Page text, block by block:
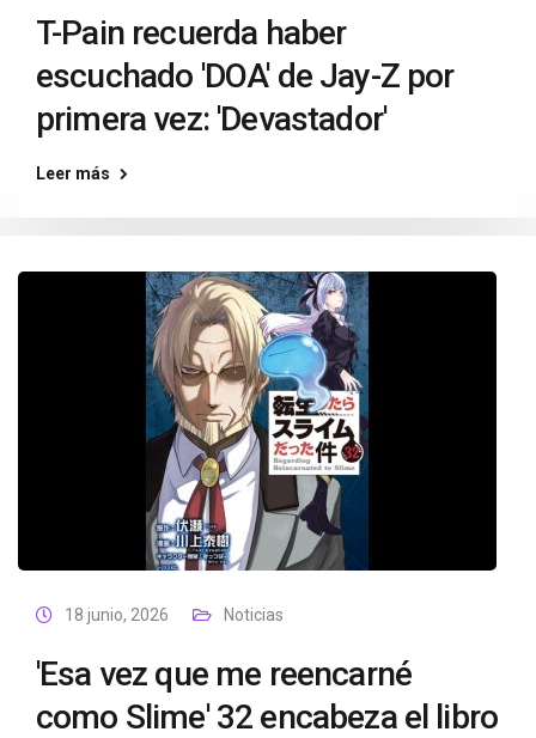
T-Pain recuerda haber
escuchado 'DOA' de Jay-Z por
primera vez: 'Devastador'
Leer más
18 junio, 2026 Noticias
'Esa vez que me reencarné
como Slime' 32 encabeza el libro